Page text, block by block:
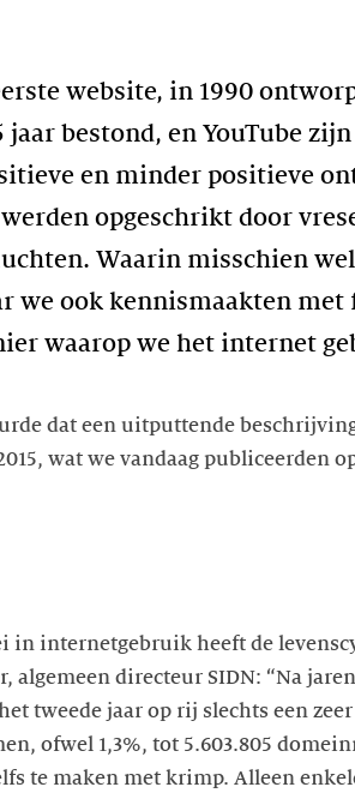
website, in 1990
bestond, en YouTube
en minder positieve
opgeschrikt door
Waarin misschien
we ook kennismaakten
waarop we het internet
dat een uitputtende
wat we vandaag publiceerden
internetgebruik heeft de
algemeen directeur SIDN: “Na
tweede jaar op rij slechts een
ofwel 1,3%, tot 5.603.805
te maken met krimp. Alleen